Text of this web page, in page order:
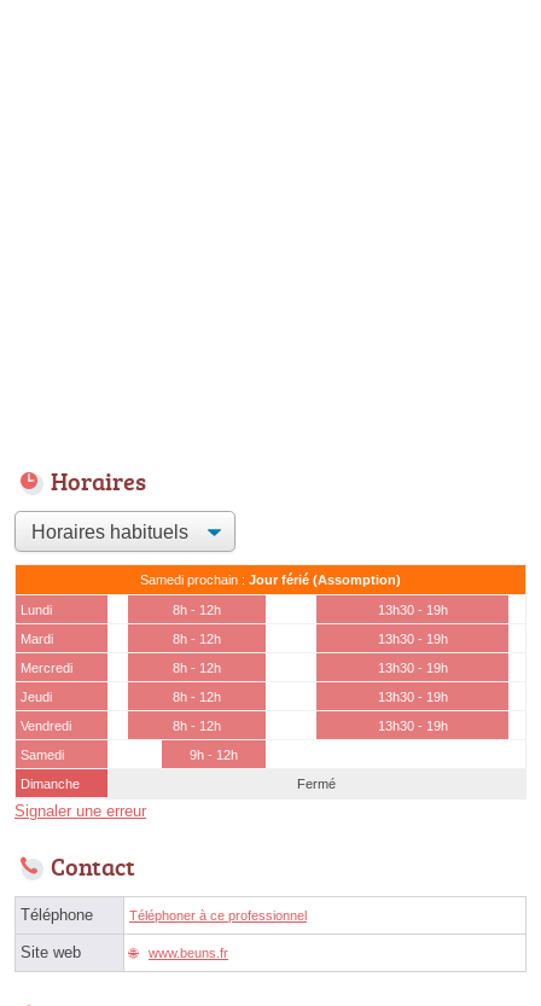
Horaires
Samedi prochain : Jour férié (Assomption)
Lundi 8h - 12h
13h30 - 19h
Mardi
8h - 12h
13h30 - 19h
Mercredi
8h - 12h
13h30 - 19h
Jeudi
8h - 12h
13h30 - 19h
Vendredi
8h - 12h
13h30 - 19h
Samedi
9h - 12h
Dimanche
Fermé
Signaler une erreur
Contact
Téléphone Téléphoner à ce professionnel
Site web www.beuns.fr